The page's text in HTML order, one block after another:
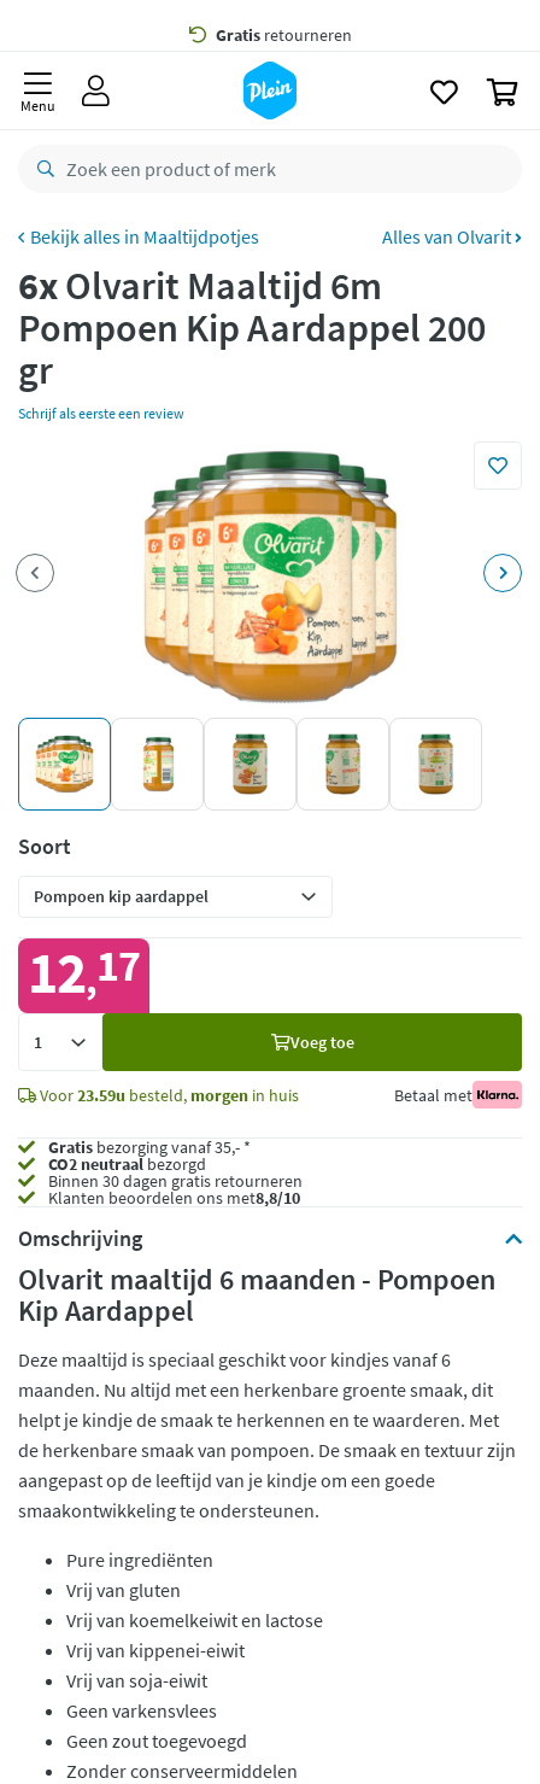
Gratis bezorging vanaf 35,- *
besteld,
retourneren
CO2 neutraal
Betaal met Klarna
Menu
Maaltijdpotjes Alles van Olvarit
6xOlvarit Maaltijd 6m
Pompoen Kip Aardappel 200
gr
Schrijf als eerste een review
Soort
12,17
Voeg toe
Voor23.59u besteld, morgen in huis Betaal met
Gratis bezorging vanaf 35,- *
CO2 neutraalbezorgd
Binnen 30 dagen gratis retourneren
Klanten beoordelen ons met8,8/10
Omschrijving
Olvarit maaltijd 6 maanden - Pompoen
Kip Aardappel
Deze maaltijd is speciaal geschikt voor kindjes vanaf 6
maanden. Nu altijd met een herkenbare groente smaak, dit
helpt je kindje de smaak te herkennen en te waarderen. Met
de herkenbare smaak van pompoen. De smaak en textuur zijn
aangepast op de leeftijd van je kindje om een goede
smaakontwikkeling te ondersteunen.
Pure ingrediënten
Vrij van gluten
Vrij van koemelkeiwit en lactose
Vrij van kippenei-eiwit
Vrij van soja-eiwit
Geen varkensvlees
Geen zout toegevoegd
Zonder conserveermiddelen